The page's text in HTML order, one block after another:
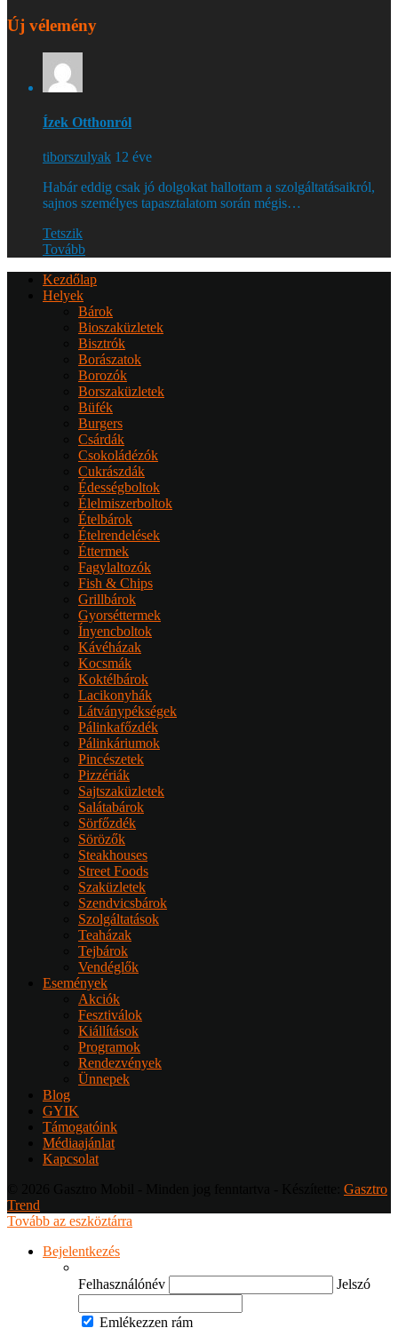
Új vélemény
Ízek Otthonról
tiborszulyak 12 éve
Habár eddig csak jó dolgokat hallottam a szolgáltatásaikról,
sajnos személyes tapasztalatom során mégis…
Tetszik
Tovább
Kezdőlap
Helyek
Bárok
Bioszaküzletek
Bisztrók
Borászatok
Borozók
Borszaküzletek
Büfék
Burgers
Csárdák
Csokoládézók
Cukrászdák
Édességboltok
Élelmiszerboltok
Ételbárok
Ételrendelések
Éttermek
Fagylaltozók
Fish & Chips
Grillbárok
Gyorséttermek
Ínyencboltok
Kávéházak
Kocsmák
Koktélbárok
Lacikonyhák
Látványpékségek
Pálinkafőzdék
Pálinkáriumok
Pincészetek
Pizzériák
Sajtszaküzletek
Salátabárok
Sörfőzdék
Sörözők
Steakhouses
Street Foods
Szaküzletek
Szendvicsbárok
Szolgáltatások
Teaházak
Tejbárok
Vendéglők
Események
Akciók
Fesztiválok
Kiállítások
Programok
Rendezvények
Ünnepek
Blog
GYIK
Támogatóink
Médiaajánlat
Kapcsolat
Gasztro
Trend
Tovább az eszköztárra
Bejelentkezés
Felhasználónév Jelszó
Emlékezzen rám